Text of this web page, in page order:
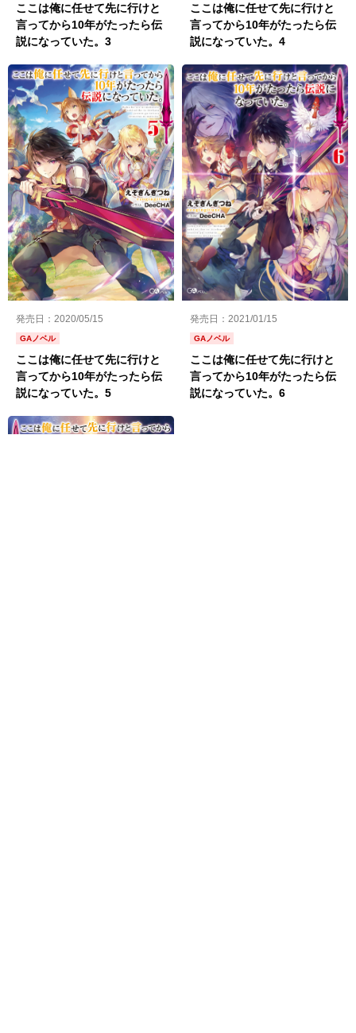
ここは俺に任せて先に行けと
言ってから10年がたったら伝
説になっていた。3
ここは俺に任せて先に行けと
言ってから10年がたったら伝
説になっていた。4
発売日：2020/05/15
GAノベル
ここは俺に任せて先に行けと
言ってから10年がたったら伝
説になっていた。5
発売日：2021/01/15
GAノベル
ここは俺に任せて先に行けと
言ってから10年がたったら伝
説になっていた。6